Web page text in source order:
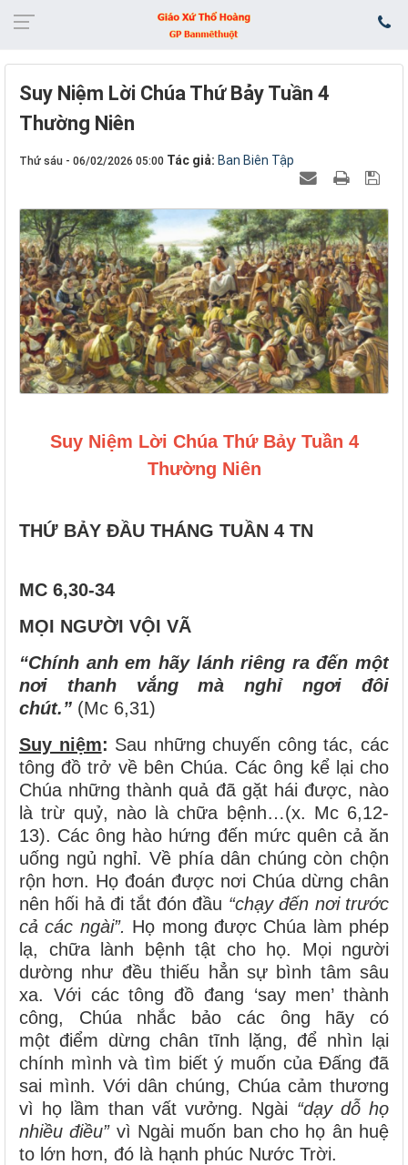
Suy Niệm Lời Chúa Thứ Bảy Tuần 4
Thường Niên
Thứ sáu - 06/02/2026 05:00 Tác giả: Ban Biên Tập
Suy Niệm Lời Chúa Thứ Bảy Tuần 4
Thường Niên
THỨ BẢY ĐẦU THÁNG TUẦN 4 TN
MC 6,30-34
MỌI NGƯỜI VỘI VÃ
“Chính anh em hãy lánh riêng ra đến một
nơi thanh vắng mà nghỉ ngơi đôi
chút.” (Mc 6,31)
Suy niệm: Sau những chuyến công tác, các
tông đồ trở về bên Chúa. Các ông kể lại cho
Chúa những thành quả đã gặt hái được, nào
là trừ quỷ, nào là chữa bệnh…(x. Mc 6,12-
13). Các ông hào hứng đến mức quên cả ăn
uống ngủ nghỉ. Về phía dân chúng còn chộn
rộn hơn. Họ đoán được nơi Chúa dừng chân
nên hối hả đi tắt đón đầu “chạy đến nơi trước
cả các ngài”. Họ mong được Chúa làm phép
lạ, chữa lành bệnh tật cho họ. Mọi người
dường như đều thiếu hẳn sự bình tâm sâu
xa. Với các tông đồ đang ‘say men’ thành
công, Chúa nhắc bảo các ông hãy có
một điểm dừng chân tĩnh lặng, để nhìn lại
chính mình và tìm biết ý muốn của Đấng đã
sai mình. Với dân chúng, Chúa cảm thương
vì họ lầm than vất vưởng. Ngài “dạy dỗ họ
nhiều điều”vì Ngài muốn ban cho họ ân huệ
to lớn hơn, đó là hạnh phúc Nước Trời.